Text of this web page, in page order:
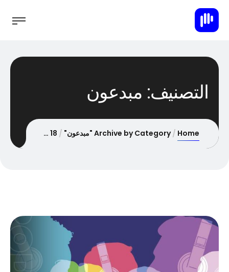
التصنيف: مبدعون
Home Archive by Category "مبدعون" Page 18